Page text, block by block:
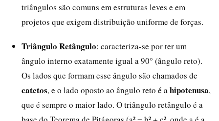
triângulos são comuns em estruturas leves e em
projetos que exigem distribuição uniforme de forças.
Triângulo Retângulo: caracteriza-se por ter um
ângulo interno exatamente igual a 90° (ângulo reto).
Os lados que formam esse ângulo são chamados de
catetos, e o lado oposto ao ângulo reto é a hipotenusa,
que é sempre o maior lado. O triângulo retângulo é a